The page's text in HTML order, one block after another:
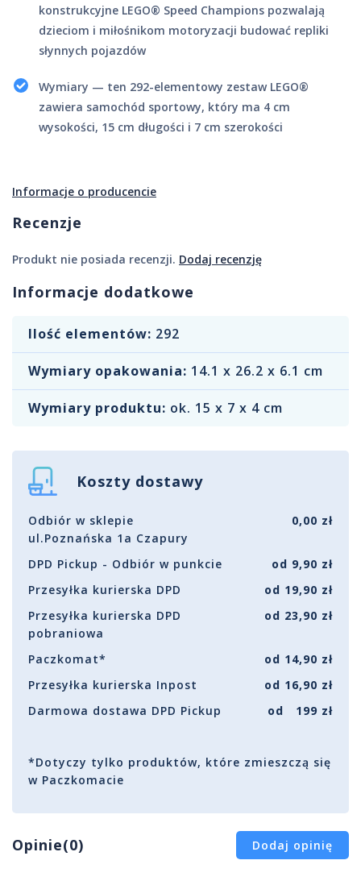
konstrukcyjne LEGO® Speed Champions pozwalają
dzieciom i miłośnikom motoryzacji budować repliki
słynnych pojazdów
Wymiary — ten 292-elementowy zestaw LEGO®
zawiera samochód sportowy, który ma 4 cm
wysokości, 15 cm długości i 7 cm szerokości
Informacje o producencie
Recenzje
Produkt nie posiada recenzji. Dodaj recenzję
Informacje dodatkowe
Ilość elementów: 292
Wymiary opakowania: 14.1 x 26.2 x 6.1 cm
Wymiary produktu: ok. 15 x 7 x 4 cm
Koszty dostawy
Odbiór w sklepie
ul.Poznańska 1a Czapury
0,00 zł
DPD Pickup - Odbiór w punkcie
od 9,90 zł
Przesyłka kurierska DPD
od 19,90 zł
Przesyłka kurierska DPD
pobraniowa
od 23,90 zł
Paczkomat*
od 14,90 zł
Przesyłka kurierska Inpost
od 16,90 zł
Darmowa dostawa DPD Pickup
od 199 zł
*Dotyczy tylko produktów, które zmieszczą się
w Paczkomacie
Opinie(0) Dodaj opinię